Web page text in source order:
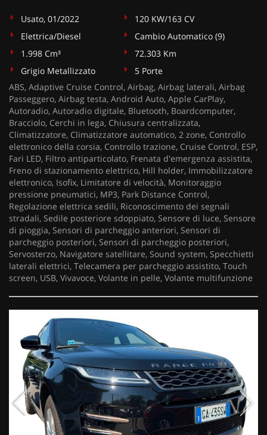
Usato, 01/2022
120 KW/163 CV
Elettrica/Diesel
Cambio Automatico (9)
1.998 Cm³
72.303 Km
Grigio Metallizzato
5 Porte
ABS, Adaptive Cruise Control, Airbag, Airbag laterali, Airbag
Passeggero, Airbag testa, Android Auto, Apple CarPlay,
Autoradio, Autoradio digitale, Bluetooth, Boardcomputer,
Bracciolo, Cerchi in lega, Chiusura centralizzata,
Climatizzatore, Climatizzatore automatico, 2 zone, Controllo
elettronico della corsia, Controllo trazione, Cruise Control, ESP,
Fari LED, Filtro antiparticolato, Frenata d'emergenza assistita,
Freno di stazionamento elettrico, Hill holder, Immobilizzatore
elettronico, Isofix, Limitatore di velocità, Monitoraggio
pressione pneumatici, MP3, Park Distance Control,
Regolazione elettrica sedili, Riconoscimento dei segnali
stradali, Sedile posteriore sdoppiato, Sensore di luce, Sensore
di pioggia, Sensori di parcheggio anteriori, Sensori di
parcheggio posteriori, Sensori di parcheggio posteriori,
Servosterzo, Navigatore satellitare, Sound system, Specchietti
laterali elettrici, Telecamera per parcheggio assistito, Touch
screen, USB, Vivavoce, Volante in pelle, Volante multifunzione